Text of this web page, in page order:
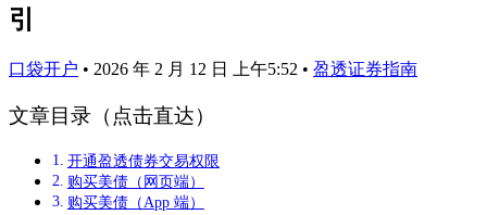
引
口袋开户 • 2026 年 2 月 12 日 上午5:52 • 盈透证券指南
文章目录（点击直达）
开通盈透债券交易权限
购买美债（网页端）
购买美债（App 端）